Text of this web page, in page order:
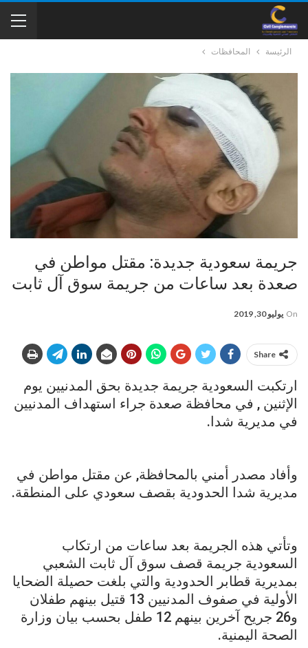
الرئيسة المحافظات
جريمة سعودية جديدة: مقتل مواطن في
صعدة بعد ساعات من جريمة سوق آل ثابت
On يوليو 30, 2019
Share
ارتكبت السعودية جريمة جديدة بحق المدنيين يوم
الإثنين , في محافظة صعدة جراء استهداف المدنيين
في مديرية شدا.
وأفاد مصدر أمني بالمحافظة, عن مقتل مواطن في
مديرية شدا الحدودية بقصف سعودي على المنطقة.
وتأتي هذه الجريمة بعد ساعات من ارتكاب
السعودية جريمة قصف سوق آل ثابت الشعبي
بمديرية قطابر الحدودية والتي بلغت حصيلة الضحايا
الأولية في صفوف المدنيين 13 قتيل بينهم طفلان
و26 جريح آخرين بينهم 12 طفل بحسب بيان وزارة
الصحة اليمنية.